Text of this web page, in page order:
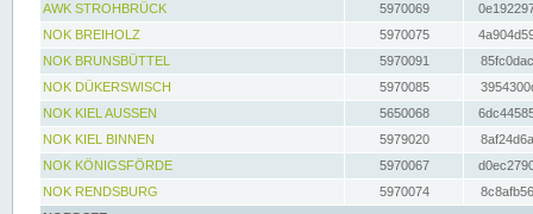
AWK STROHBRÜCK
5970069
NOK BREIHOLZ
5970075
NOK BRUNSBÜTTEL
5970091
NOK DÜKERSWISCH
5970085
NOK KIEL AUSSEN
5650068
NOK KIEL BINNEN
5979020
NOK KÖNIGSFÖRDE
5970067
NOK RENDSBURG
5970074